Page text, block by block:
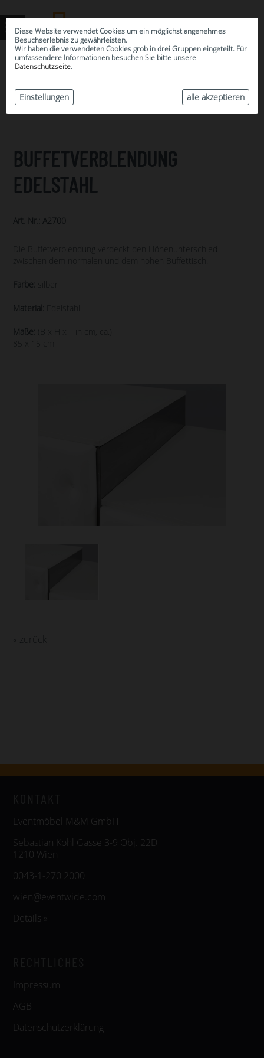
Diese Website verwendet Cookies um ein möglichst angenehmes
Besuchserlebnis zu gewährleisten.
Wir haben die verwendeten Cookies grob in drei Gruppen eingeteilt. Für
umfassendere Informationen besuchen Sie bitte unsere
Datenschutzseite.
alle akzeptieren
Einstellungen
ARCHIV
BUFFETVERBLENDUNG
EDELSTAHL
Art. Nr.: A2700
Die Buffetverblendung verdeckt den Höhenunterschied
zwischen dem normalen und dem hohen Buffettisch.
Farbe:
Material: Edelstahl
Maße:
(B x H x T in cm, ca.)
« zurück
Eventmöbel M&M GmbH
Sebastian Kohl Gasse 3-9 Obj. 22D
1210 Wien
0043-1-270 2000
wien@eventwide.com
Details »
Impressum
AGB
Datenschutzerklärung